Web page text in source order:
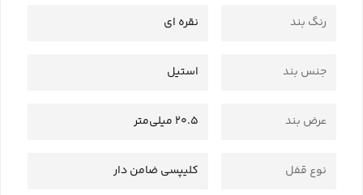
رنگ بند نقره ای
جنس بند استیل
عرض بند 20.5 میلی‌متر
نوع قفل کلیپسی ضامن دار